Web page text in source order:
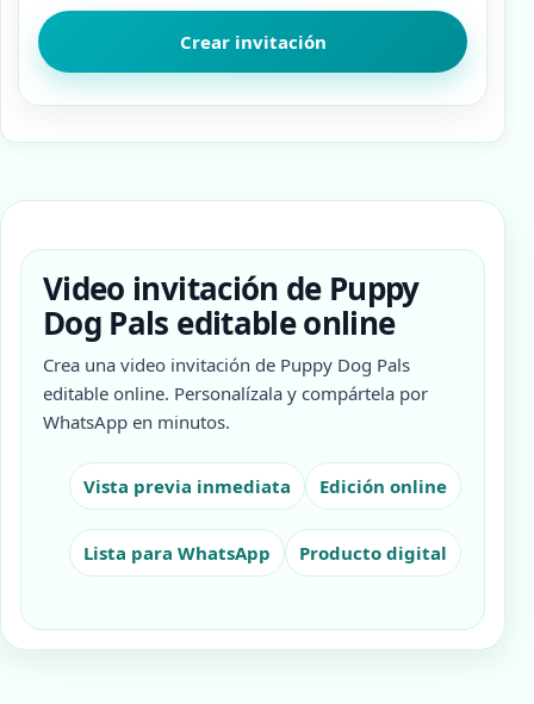
Video invitación de Puppy
Dog Pals editable online
Crea una video invitación de Puppy Dog Pals
editable online. Personalízala y compártela por
WhatsApp en minutos.
Vista previa inmediata Edición online
Lista para WhatsApp Producto digital